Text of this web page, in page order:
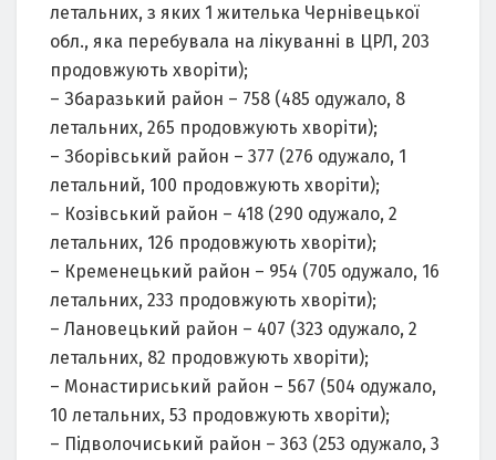
летальних, з яких 1 жителька Чернівецької
обл., яка перебувала на лікуванні в ЦРЛ, 203
продовжують хворіти);
– Збаразький район – 758 (485 одужало, 8
летальних, 265 продовжують хворіти);
– Зборівський район – 377 (276 одужало, 1
летальний, 100 продовжують хворіти);
– Козівський район – 418 (290 одужало, 2
летальних, 126 продовжують хворіти);
– Кременецький район – 954 (705 одужало, 16
летальних, 233 продовжують хворіти);
– Лановецький район – 407 (323 одужало, 2
летальних, 82 продовжують хворіти);
– Монастириський район – 567 (504 одужало,
10 летальних, 53 продовжують хворіти);
– Підволочиський район – 363 (253 одужало, 3